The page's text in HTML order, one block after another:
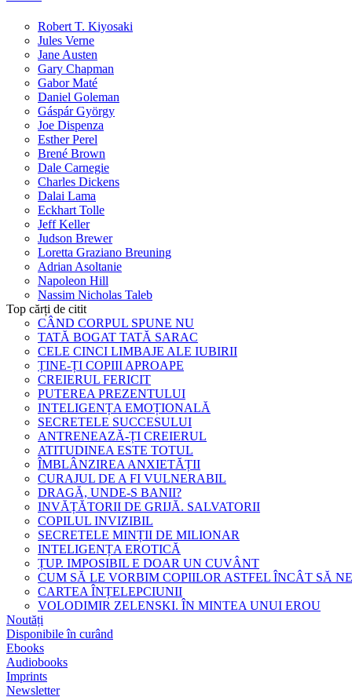
Robert T. Kiyosaki
Jules Verne
Jane Austen
Gary Chapman
Gabor Maté
Daniel Goleman
Gáspár György
Joe Dispenza
Esther Perel
Brené Brown
Dale Carnegie
Charles Dickens
Dalai Lama
Eckhart Tolle
Jeff Keller
Judson Brewer
Loretta Graziano Breuning
Adrian Asoltanie
Napoleon Hill
Nassim Nicholas Taleb
Top cărți de citit
CÂND CORPUL SPUNE NU
TATĂ BOGAT TATĂ SARAC
CELE CINCI LIMBAJE ALE IUBIRII
ȚINE-ȚI COPIII APROAPE
CREIERUL FERICIT
PUTEREA PREZENTULUI
INTELIGENȚA EMOȚIONALĂ
SECRETELE SUCCESULUI
ANTRENEAZĂ-ȚI CREIERUL
ATITUDINEA ESTE TOTUL
ÎMBLÂNZIREA ANXIETĂȚII
CURAJUL DE A FI VULNERABIL
DRAGĂ, UNDE-S BANII?
INVĂȚĂTORII DE GRIJĂ. SALVATORII
COPILUL INVIZIBIL
SECRETELE MINȚII DE MILIONAR
INTELIGENȚA EROTICĂ
ȚUP. IMPOSIBIL E DOAR UN CUVÂNT
CUM SĂ LE VORBIM COPIILOR ASTFEL ÎNCÂT SĂ
CARTEA ÎNȚELEPCIUNII
VOLODIMIR ZELENSKI. ÎN MINTEA UNUI EROU
Noutăți
Disponibile în curând
Ebooks
Audiobooks
Imprints
Newsletter